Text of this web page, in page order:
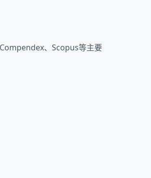
、Scopus等主要